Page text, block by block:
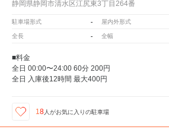
静岡県静岡市清水区江尻東3丁目264番
駐車場形式 - 屋内外形式
全長 - 全幅
■料金
全日 00:00〜24:00 60分 200円
全日 入庫後12時間 最大400円
18人がお気に入りの駐車場